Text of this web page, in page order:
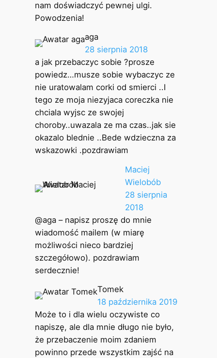
nam doświadczyć pewnej ulgi.
Powodzenia!
aga
28 sierpnia 2018
a jak przebaczyc sobie ?prosze
powiedz…musze sobie wybaczyc ze
nie uratowalam corki od smierci ..I
tego ze moja niezyjaca coreczka nie
chciala wyjsc ze swojej
choroby..uwazala ze ma czas..jak sie
okazalo blednie ..Bede wdzieczna za
wskazowki .pozdrawiam
Maciej
Wielobób
28 sierpnia
2018
@aga – napisz proszę do mnie
wiadomość mailem (w miarę
możliwości nieco bardziej
szczegółowo). pozdrawiam
serdecznie!
Tomek
18 października 2019
Może to i dla wielu oczywiste co
napiszę, ale dla mnie długo nie było,
że przebaczenie moim zdaniem
powinno przede wszystkim zajść na